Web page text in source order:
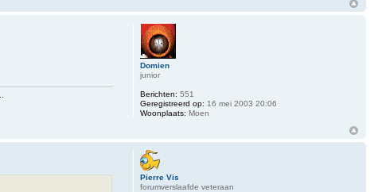
Domien
junior
Berichten: 551
Geregistreerd op: 16 mei 2003 20:06
Woonplaats: Moen
Pierre Vis
forumverslaafde veteraan